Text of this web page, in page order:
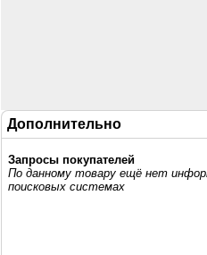
Дополнительно
Запросы покупателей
По данному товару ещё нет
поисковых системах